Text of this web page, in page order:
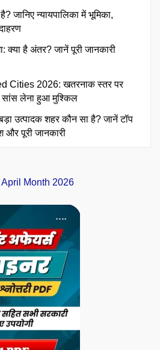
जानिए न्यायपालिका में भूमिका,
क्या है अंतर? जानें पूरी जानकारी
Cities 2026: खतरनाक स्तर पर
सांस लेना हुआ मुश्किल
उत्पादक शहर कौन सा है? जानें टॉप
और पूरी जानकारी